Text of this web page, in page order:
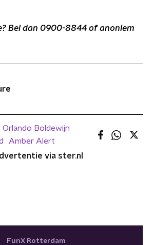
Bel dan 0900-8844 of anoniem
Orlando Boldewijn
Amber Alert
via ster.nl
FunX Rotterdam